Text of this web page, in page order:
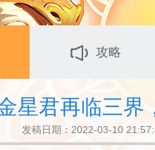
攻略
星君再临三界
发稿日期：2022-03-10